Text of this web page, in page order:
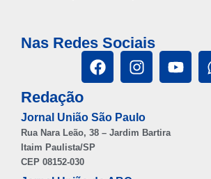
Nas Redes Sociais
Redação
Jornal União São Paulo
Rua Nara Leão, 38 – Jardim Bartira
Itaim Paulista/SP
CEP 08152-030